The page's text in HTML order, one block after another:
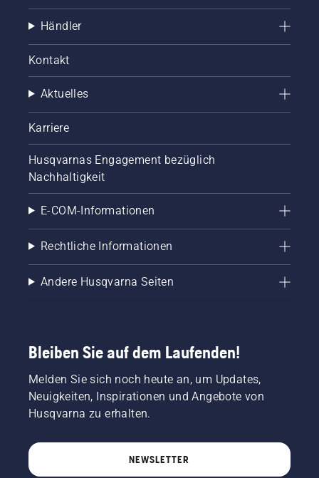
Händler
Kontakt
Aktuelles
Karriere
Husqvarnas Engagement bezüglich
Nachhaltigkeit
E-COM-Informationen
Rechtliche Informationen
Andere Husqvarna Seiten
Bleiben Sie auf dem Laufenden!
Melden Sie sich noch heute an, um Updates,
Neuigkeiten, Inspirationen und Angebote von
Husqvarna zu erhalten.
NEWSLETTER